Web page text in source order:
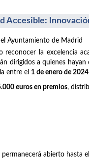
Accesible:
Ayuntamiento de Madrid
la excelencia
dirigidos a quienes hayan
entre el 1 de enero de
euros en premios,
abierto hasta el